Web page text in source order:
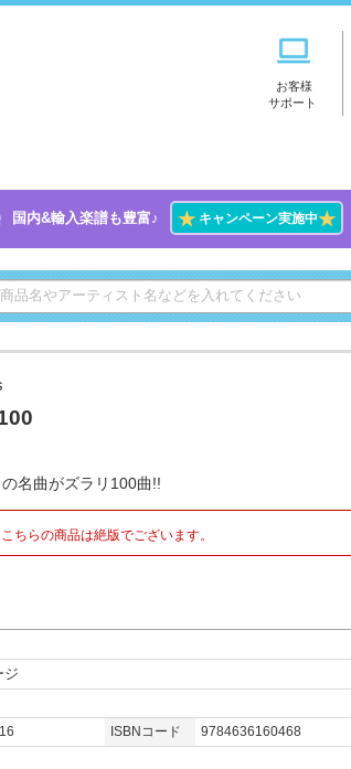
お客様
サポート
国内&輸入楽譜も豊富♪ ★キャンペーン実施中★
名曲がズラリ100曲!!
ちらの商品は絶版でございます。
ジ
ISBNコード
9784636160468